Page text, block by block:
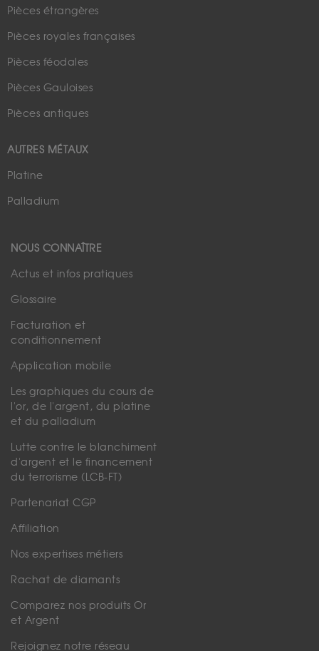
Pièces étrangères
Pièces royales françaises
Pièces féodales
Pièces Gauloises
Pièces antiques
AUTRES MÉTAUX
Platine
Palladium
NOUS CONNAÎTRE
Actus et infos pratiques
Glossaire
Facturation et
conditionnement
Application mobile
Les graphiques du cours de
l'or, de l'argent, du platine
et du palladium
Lutte contre le blanchiment
d'argent et le financement
du terrorisme (LCB-FT)
Partenariat CGP
Affiliation
Nos expertises métiers
Rachat de diamants
Comparez nos produits Or
et Argent
Rejoignez notre réseau